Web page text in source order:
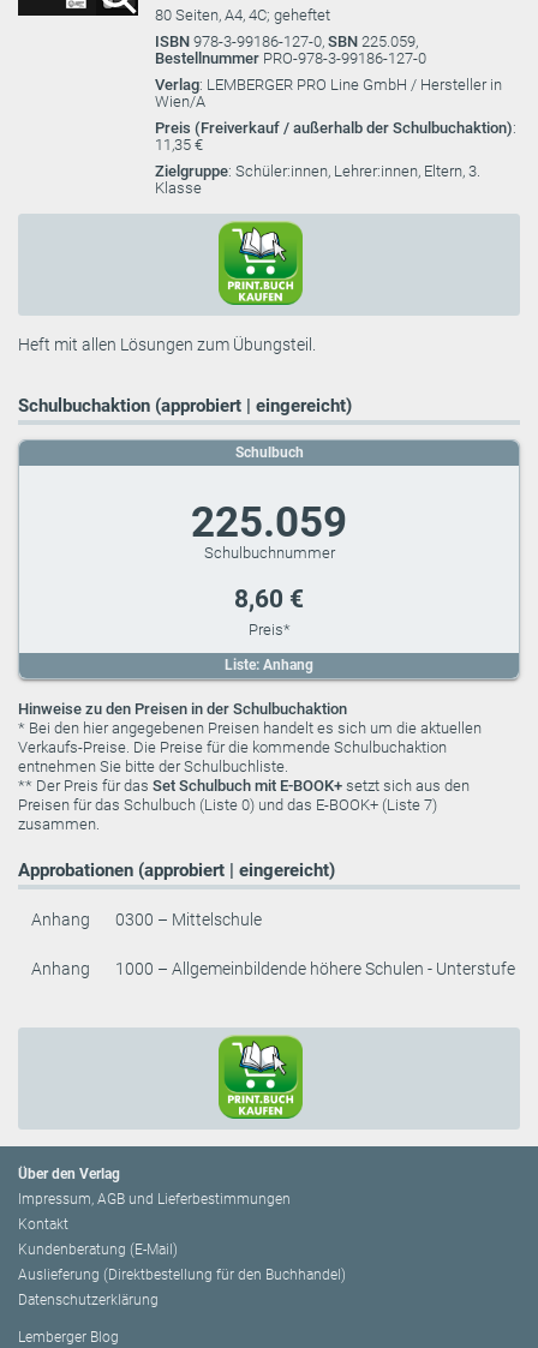
80 Seiten, A4, 4C; geheftet
ISBN 978-3-99186-127-0, SBN 225.059,
Bestellnummer PRO-978-3-99186-127-0
Verlag: LEMBERGER PRO Line GmbH / Hersteller in
Wien/A
Preis (Freiverkauf / außerhalb der Schulbuchaktion):
11,35 €
Zielgruppe: Schüler:innen, Lehrer:innen, Eltern, 3.
Klasse
Heft mit allen Lösungen zum Übungsteil.
Schulbuchaktion (approbiert | eingereicht)
Liste: Anhang
Schulbuch
225.059
8,60 €
Hinweise zu den Preisen in der Schulbuchaktion
* Bei den hier angegebenen Preisen handelt es sich um die aktuellen
Verkaufs-Preise. Die Preise für die kommende Schulbuchaktion
entnehmen Sie bitte der Schulbuchliste.
** Der Preis für das Set Schulbuch mit E-BOOK+ setzt sich aus den
Preisen für das Schulbuch (Liste 0) und das E-BOOK+ (Liste 7)
zusammen.
Approbationen (approbiert | eingereicht)
Anhang 0300 – Mittelschule
Anhang 1000 – Allgemeinbildende höhere Schulen - Unterstufe
Über den Verlag
Impressum, AGB und Lieferbestimmungen
Kontakt
Kundenberatung (E-Mail)
Auslieferung (Direktbestellung für den Buchhandel)
Datenschutzerklärung
Lemberger Blog